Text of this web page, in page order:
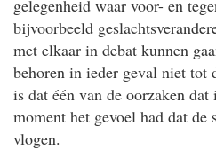
gelegenheid waar voor- en
bijvoorbeeld
met elkaar in debat kunnen
behoren in ieder geval niet tot
is dat één van de oorzaken
moment het gevoel had dat de
vlogen.